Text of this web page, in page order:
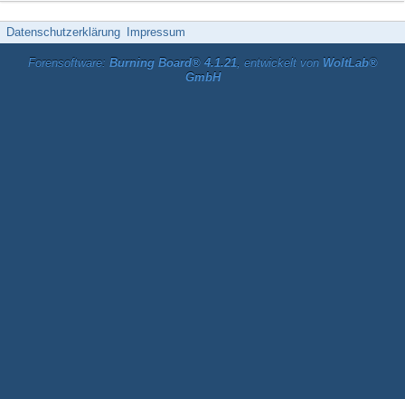
Datenschutzerklärung Impressum
Forensoftware: Burning Board® 4.1.21, entwickelt von WoltLab®
GmbH